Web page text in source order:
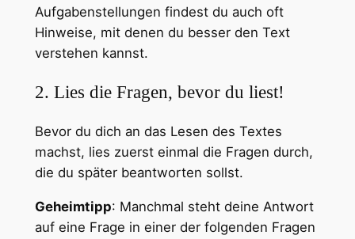
Aufgabenstellungen findest du auch oft
Hinweise, mit denen du besser den Text
verstehen kannst.
2. Lies die Fragen, bevor du liest!
Bevor du dich an das Lesen des Textes
machst, lies zuerst einmal die Fragen durch,
die du später beantworten sollst.
Geheimtipp: Manchmal steht deine Antwort
auf eine Frage in einer der folgenden Fragen